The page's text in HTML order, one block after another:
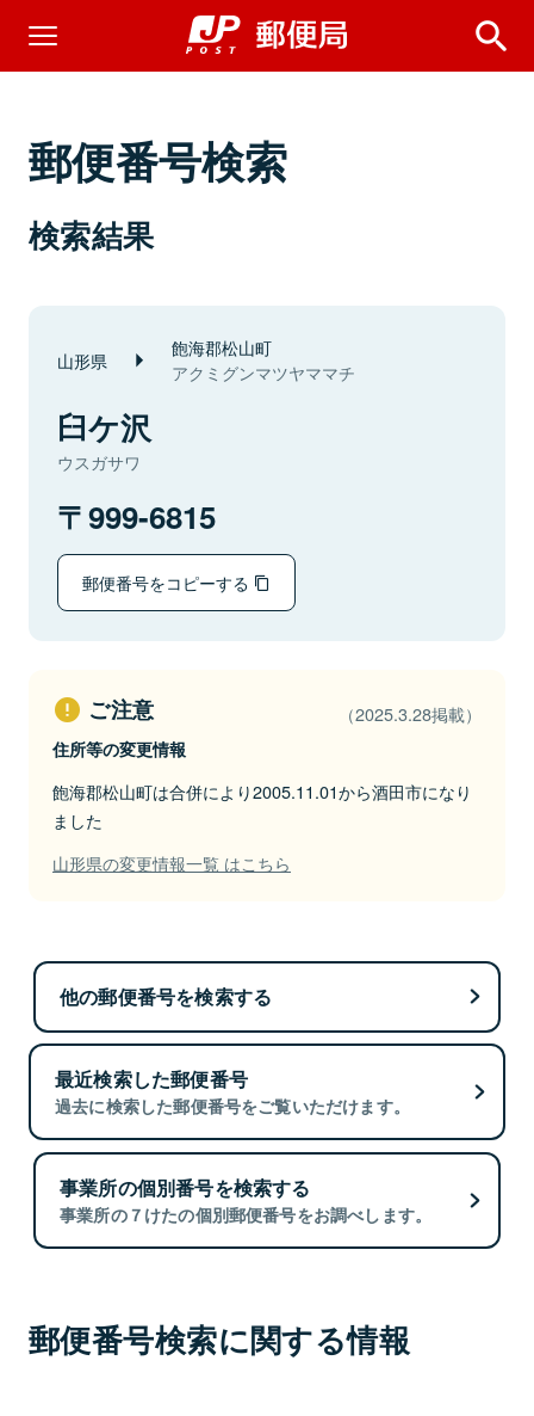
郵便番号検索
検索結果
山形県 飽海郡松山町
アクミグンマツヤママチ
臼ケ沢
ウスガサワ
999-6815
郵便番号をコピーする
ご注意 （2025.3.28掲載）
住所等の変更情報
飽海郡松山町は合併により2005.11.01から酒田市になり
ました
山形県の変更情報一覧 はこちら
他の郵便番号を検索する
最近検索した郵便番号
過去に検索した郵便番号をご覧いただけます。
事業所の個別番号を検索する
事業所の７けたの個別郵便番号をお調べします。
郵便番号検索に関する情報